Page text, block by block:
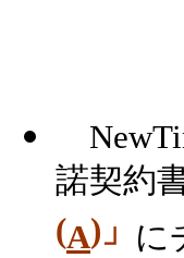
諾契約
(A)」 に